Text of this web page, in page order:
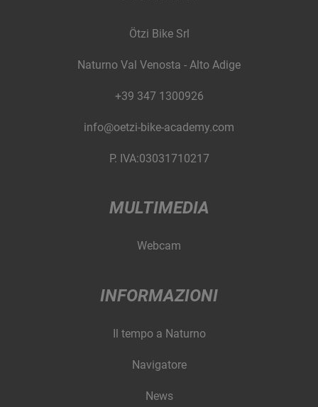
Ötzi Bike Srl
Naturno Val Venosta - Alto Adige
+39 347 1300926
info@oetzi-bike-academy.com
P. IVA:03031710217
MULTIMEDIA
Webcam
INFORMAZIONI
Il tempo a Naturno
Navigatore
News